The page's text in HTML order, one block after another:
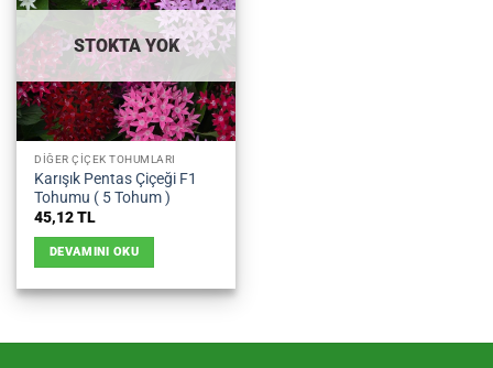
STOKTA YOK
DIĞER ÇIÇEK TOHUMLARI
Karışık Pentas Çiçeği F1
Tohumu ( 5 Tohum )
45,12TL
DEVAMINI OKU